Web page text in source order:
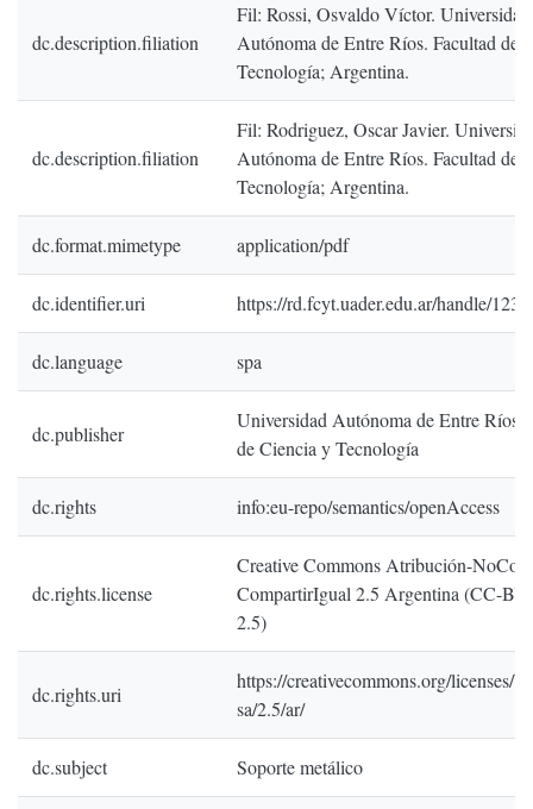
dc.description.filiation
Fil: Rossi, Osvaldo Víctor. Universidad
Autónoma de Entre Ríos. Facultad de
Tecnología; Argentina.
dc.description.filiation
Fil: Rodriguez, Oscar Javier.
Autónoma de Entre Ríos. Facultad de
Tecnología; Argentina.
dc.format.mimetype application/pdf
dc.identifier.uri https://rd.fcyt.uader.edu.ar/handle/
dc.language spa
dc.publisher
Universidad Autónoma de Entre Ríos.
de Ciencia y Tecnología
dc.rights info:eu-repo/semantics/openAccess
dc.rights.license
Creative Commons Atribución-
CompartirIgual 2.5 Argentina (CC-
2.5)
dc.rights.uri
https://creativecommons.org/licenses/
sa/2.5/ar/
dc.subject Soporte metálico